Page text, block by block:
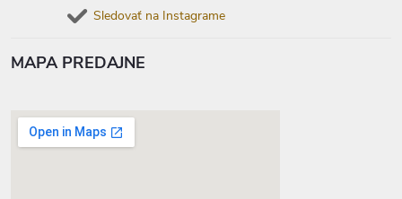
Sledovať na Instagrame
MAPA PREDAJNE